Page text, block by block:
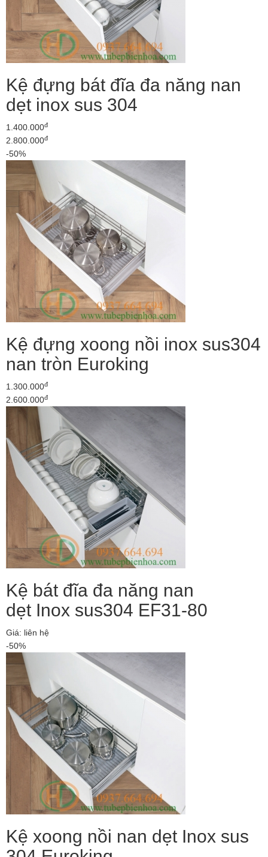
Kệ đựng bát đĩa đa năng nan
dẹt inox sus 304
1.400.000đ
2.800.000đ
-50%
Kệ đựng xoong nồi inox sus304
nan tròn Euroking
1.300.000đ
2.600.000đ
Kệ bát đĩa đa năng nan
dẹt Inox sus304 EF31-80
Giá: liên hệ
-50%
Kệ xoong nồi nan dẹt Inox sus